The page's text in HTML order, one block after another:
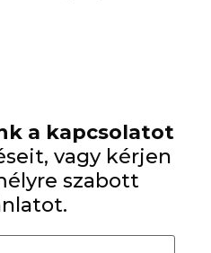
a kapcsolatot
vagy kérjen
szabott